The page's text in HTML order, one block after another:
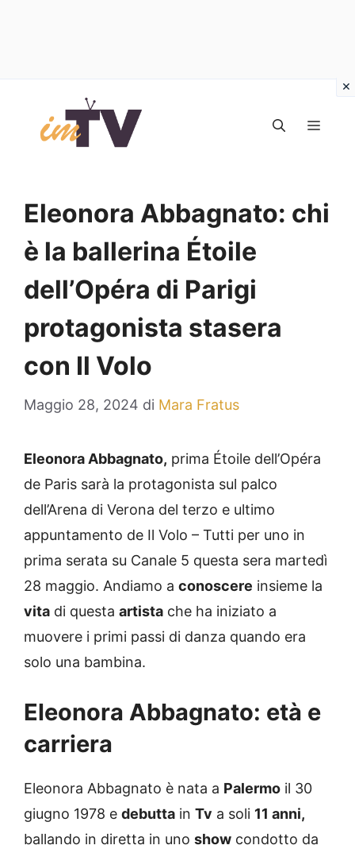
contenuto
Eleonora Abbagnato: chi
è la ballerina Étoile
dell’Opéra di Parigi
protagonista stasera
con Il Volo
Maggio 28, 2024 di Mara Fratus
Eleonora Abbagnato, prima Étoile dell’Opéra
de Paris sarà la protagonista sul palco
dell’Arena di Verona del terzo e ultimo
appuntamento de Il Volo – Tutti per uno in
prima serata su Canale 5 questa sera martedì
28 maggio. Andiamo a conoscere insieme la
vita di questa artista che ha iniziato a
muovere i primi passi di danza quando era
solo una bambina.
Eleonora Abbagnato: età e
carriera
Eleonora Abbagnato è nata a Palermo il 30
giugno 1978 e debutta in Tv a soli 11 anni,
ballando in diretta in uno show condotto da